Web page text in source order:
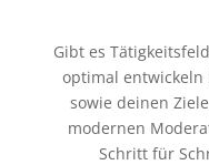
Gibt es
optimal entwickeln
sowie deinen
modernen
Schritt für